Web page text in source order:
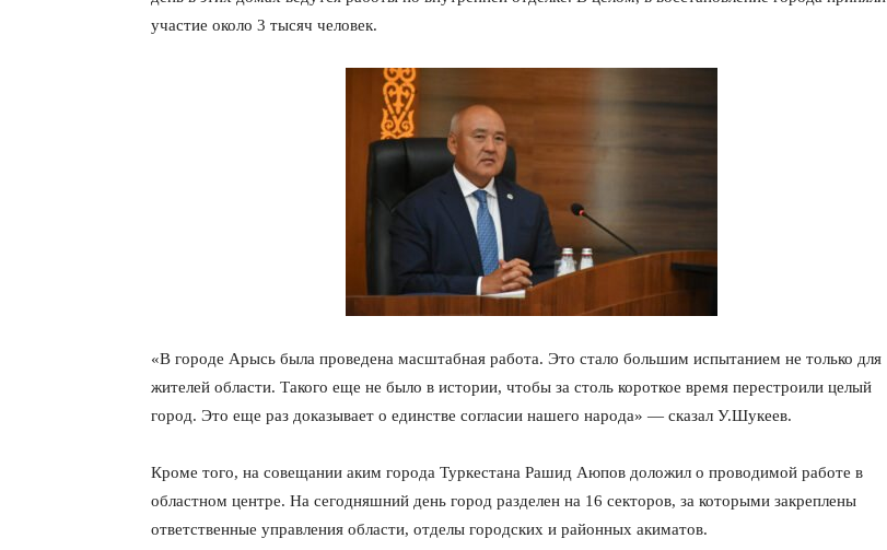
участие около 3 тысяч человек.
«В городе Арысь была проведена масштабная работа. Это стало большим испытанием не только для
жителей области. Такого еще не было в истории, чтобы за столь короткое время перестроили целый
город. Это еще раз доказывает о единстве согласии нашего народа» — сказал У.Шукеев.
Кроме того, на совещании аким города Туркестана Рашид Аюпов доложил о проводимой работе в
областном центре. На сегодняшний день город разделен на 16 секторов, за которыми закреплены
ответственные управления области, отделы городских и районных акиматов.